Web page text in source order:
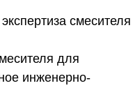
смесителя
для
инженерно-